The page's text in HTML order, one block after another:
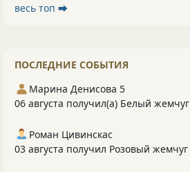
весь топ ⮕
ПОСЛЕДНИЕ СОБЫТИЯ
Марина Денисова 5
06 августа получил(а) Белый жемчуг
Роман Цивинскас
03 августа получил Розовый жемчуг